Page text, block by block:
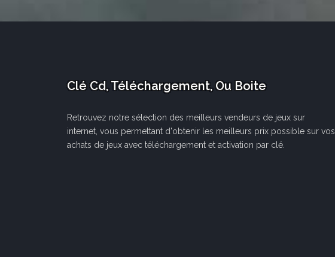
Clé Cd, Téléchargement, Ou Boite
Retrouvez notre sélection des meilleurs vendeurs de jeux sur
internet, vous permettant d'obtenir les meilleurs prix possible sur vos
achats de jeux avec téléchargement et activation par clé.